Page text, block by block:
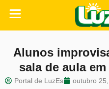
Alunos
sala de aula
Portal de LuzEs outubro